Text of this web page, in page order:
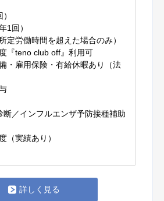
1回）
定労働時間を超えた場合のみ）
『teno club off』利用可
・雇用保険・有給休暇あり（法
／インフルエンザ予防接種補助
（実績あり）
詳しく見る